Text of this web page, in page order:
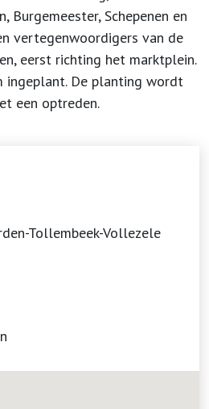
Burgemeester, Schepenen en
vertegenwoordigers van de
eerst richting het marktplein.
ingeplant. De planting wordt
een optreden.
Tollembeek-Vollezele